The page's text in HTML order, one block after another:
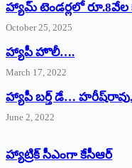
హ్యామ్‌ ‌టెండర్లలో రూ.8వేల
October 25, 2025
హ్యాపీ హొలీ….
March 17, 2022
హ్యాపీ బర్త్ ‌డే…
June 2, 2022
హ్యాట్రిక్‌ ‌సీఎంగా కేసీఆర్‌